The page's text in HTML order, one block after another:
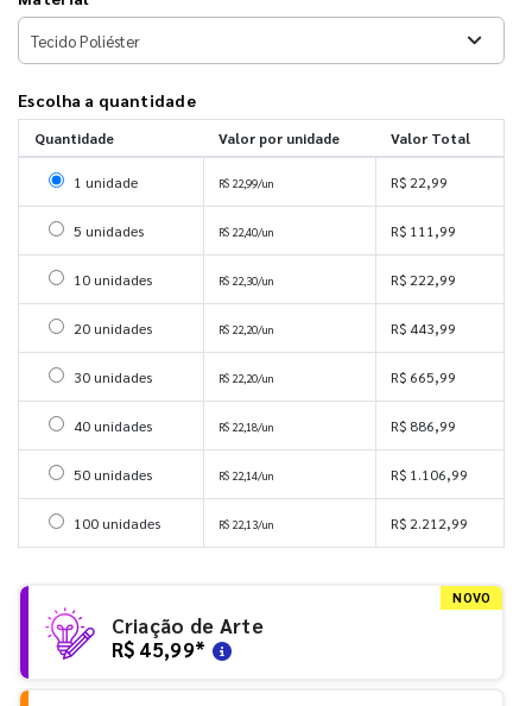
Escolha a quantidade
Quantidade Valor por unidade Valor Total
Selecionar 1 unidade
1 unidade R$ 22,99/un R$ 22,99
Selecionar 5 unidades
5 unidades R$ 22,40/un R$ 111,99
Selecionar 10 unidades
10 unidades R$ 22,30/un R$ 222,99
Selecionar 20 unidades
20 unidades R$ 22,20/un R$ 443,99
Selecionar 30 unidades
30 unidades R$ 22,20/un R$ 665,99
Selecionar 40 unidades
40 unidades R$ 22,18/un R$ 886,99
Selecionar 50 unidades
50 unidades R$ 22,14/un R$ 1.106,99
Selecionar 100 unidades
100 unidades R$ 22,13/un R$ 2.212,99
NOVO
Criação de Arte
R$ 45,99*